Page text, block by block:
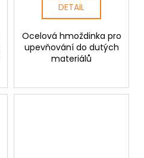
DETAIL
Ocelová hmoždinka pro
upevňování do dutých
materiálů